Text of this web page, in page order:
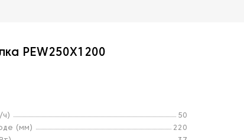
PEW250Х1200
ч)
50
(мм)
220